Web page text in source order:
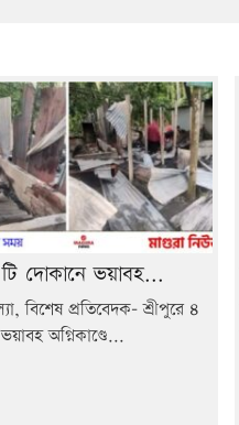
দোকানে ভয়াবহ...
বিশেষ প্রতিবেদক- শ্রীপুরে ৪
অগ্নিকাণ্ডে...